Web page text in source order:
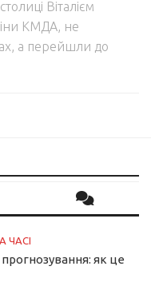
Віталієм
КМДА, не
а перейшли до
ЧАСІ
як це